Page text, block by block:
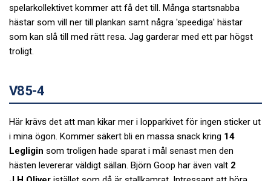
spelarkollektivet kommer att få det till. Många startsnabba
hästar som vill ner till plankan samt några 'speediga' hästar
som kan slå till med rätt resa. Jag garderar med ett par högst
troligt.
V85-4
Här krävs det att man kikar mer i lopparkivet för ingen sticker ut
i mina ögon. Kommer säkert bli en massa snack kring 14
Legligin som troligen hade sparat i mål senast men den
hästen levererar väldigt sällan. Björn Goop har även valt 2